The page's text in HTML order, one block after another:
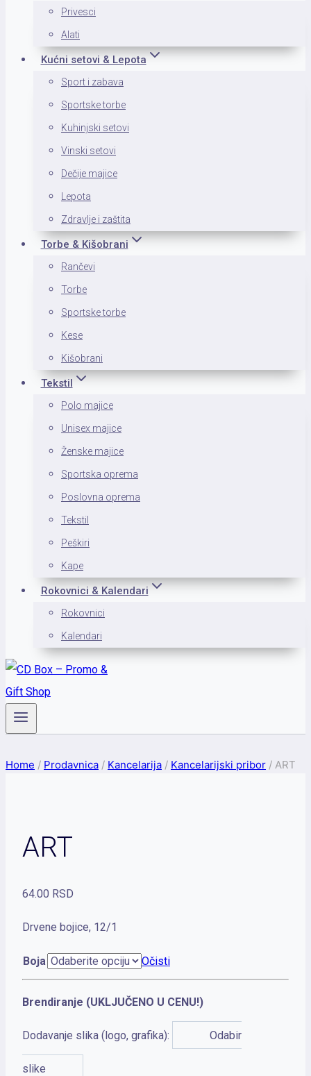
Privesci
Alati
Kućni setovi & Lepota
Sport i zabava
Sportske torbe
Kuhinjski setovi
Vinski setovi
Dečije majice
Lepota
Zdravlje i zaštita
Torbe & Kišobrani
Rančevi
Torbe
Sportske torbe
Kese
Kišobrani
Tekstil
Polo majice
Unisex majice
Ženske majice
Sportska oprema
Poslovna oprema
Tekstil
Peškiri
Kape
Rokovnici & Kalendari
Rokovnici
Kalendari
Home / Prodavnica / Kancelarija / Kancelarijski pribor / ART
ART
64.00 RSD
Drvene bojice, 12/1
Boja Očisti
Brendiranje (UKLJUČENO U CENU!)
Dodavanje slika (logo, grafika): Odabir
slike